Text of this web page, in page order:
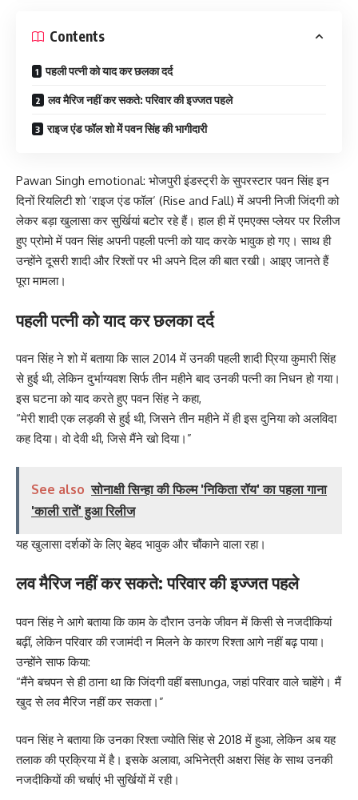
Contents
पहली पत्नी को याद कर छलका दर्द
लव मैरिज नहीं कर सकते: परिवार की इज्जत पहले
राइज एंड फॉल शो में पवन सिंह की भागीदारी
Pawan Singh emotional: भोजपुरी इंडस्ट्री के सुपरस्टार पवन सिंह इन
दिनों रियलिटी शो ‘राइज एंड फॉल’ (Rise and Fall) में अपनी निजी जिंदगी को
लेकर बड़ा खुलासा कर सुर्खियां बटोर रहे हैं। हाल ही में एमएक्स प्लेयर पर रिलीज
हुए प्रोमो में पवन सिंह अपनी पहली पत्नी को याद करके भावुक हो गए। साथ ही
उन्होंने दूसरी शादी और रिश्तों पर भी अपने दिल की बात रखी। आइए जानते हैं
पूरा मामला।
पहली पत्नी को याद कर छलका दर्द
पवन सिंह ने शो में बताया कि साल 2014 में उनकी पहली शादी प्रिया कुमारी सिंह
से हुई थी, लेकिन दुर्भाग्यवश सिर्फ तीन महीने बाद उनकी पत्नी का निधन हो गया।
इस घटना को याद करते हुए पवन सिंह ने कहा,
“मेरी शादी एक लड़की से हुई थी, जिसने तीन महीने में ही इस दुनिया को अलविदा
कह दिया। वो देवी थी, जिसे मैंने खो दिया।”
See also सोनाक्षी सिन्हा की फिल्म 'निकिता रॉय' का पहला गाना
'काली रातें' हुआ रिलीज
यह खुलासा दर्शकों के लिए बेहद भावुक और चौंकाने वाला रहा।
लव मैरिज नहीं कर सकते: परिवार की इज्जत पहले
पवन सिंह ने आगे बताया कि काम के दौरान उनके जीवन में किसी से नजदीकियां
बढ़ीं, लेकिन परिवार की रजामंदी न मिलने के कारण रिश्ता आगे नहीं बढ़ पाया।
उन्होंने साफ किया:
“मैंने बचपन से ही ठाना था कि जिंदगी वहीं बसाunga, जहां परिवार वाले चाहेंगे। मैं
खुद से लव मैरिज नहीं कर सकता।”
पवन सिंह ने बताया कि उनका रिश्ता ज्योति सिंह से 2018 में हुआ, लेकिन अब यह
तलाक की प्रक्रिया में है। इसके अलावा, अभिनेत्री अक्षरा सिंह के साथ उनकी
नजदीकियों की चर्चाएं भी सुर्खियों में रही।